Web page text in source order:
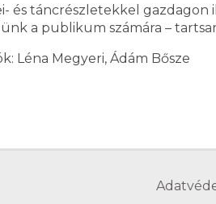
és táncrészletekkel gazdagon
a publikum számára –
Léna Megyeri, Ádám Bősze